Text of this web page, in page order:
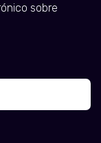
sobre